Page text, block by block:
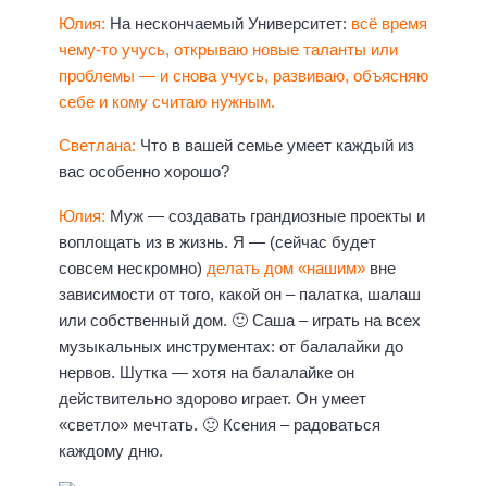
Юлия: На нескончаемый Университет: всё время
чему-то учусь, открываю новые таланты или
проблемы — и снова учусь, развиваю, объясняю
себе и кому считаю нужным.
Светлана: Что в вашей семье умеет каждый из
вас особенно хорошо?
Юлия: Муж — создавать грандиозные проекты и
воплощать из в жизнь. Я — (сейчас будет
совсем нескромно) делать дом «нашим» вне
зависимости от того, какой он – палатка, шалаш
или собственный дом. 🙂 Саша – играть на всех
музыкальных инструментах: от балалайки до
нервов. Шутка — хотя на балалайке он
действительно здорово играет. Он умеет
«светло» мечтать. 🙂 Ксения – радоваться
каждому дню.